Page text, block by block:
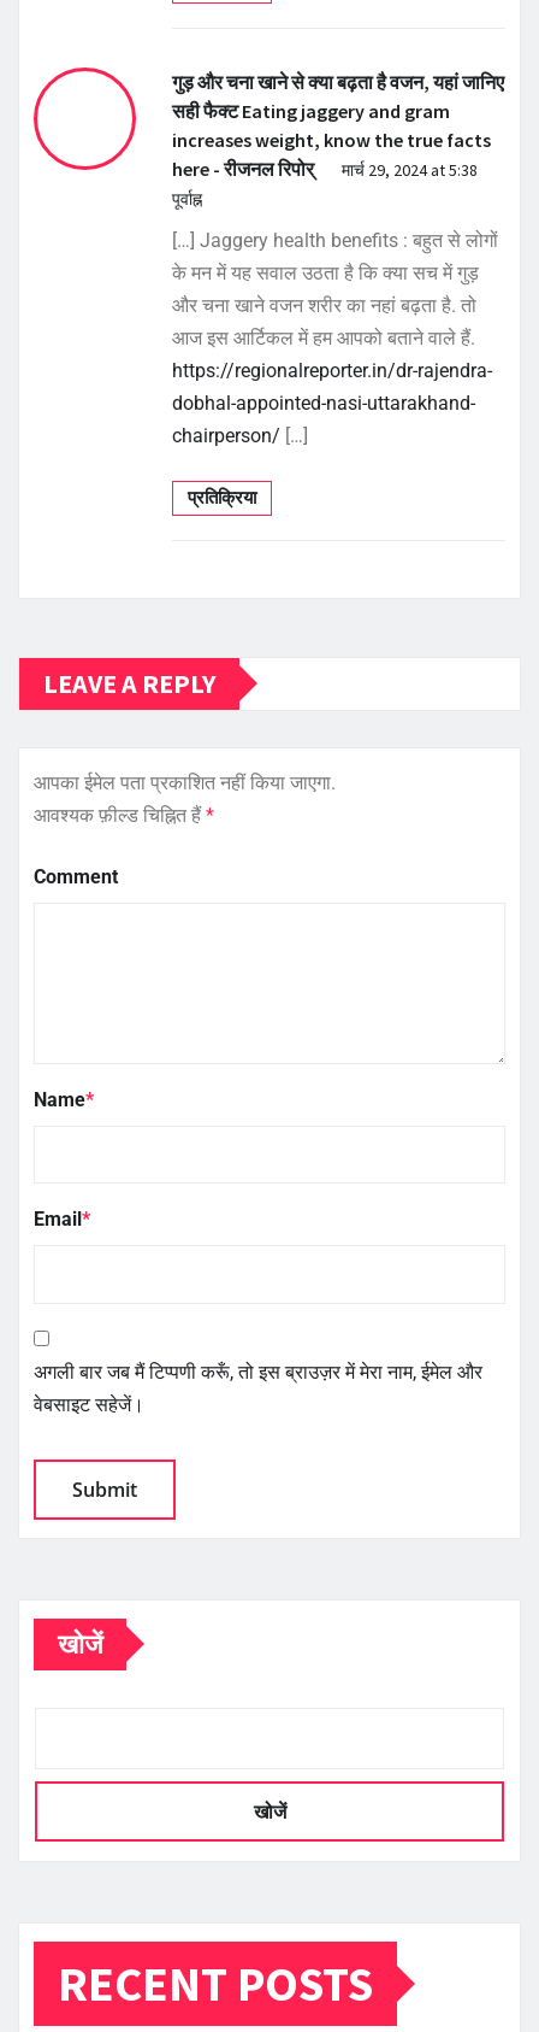
गुड़ और चना खाने से क्या बढ़ता है वजन, यहां जानिए
सही फैक्ट Eating jaggery and gram
increases weight, know the true facts
here - रीजनल रिपोर्
मार्च 29, 2024 at 5:38
पूर्वाह्न
[…] Jaggery health benefits : बहुत से लोगों
के मन में यह सवाल उठता है कि क्या सच में गुड़
और चना खाने वजन शरीर का नहां बढ़ता है. तो
आज इस आर्टिकल में हम आपको बताने वाले हैं.
https://regionalreporter.in/dr-rajendra-
dobhal-appointed-nasi-uttarakhand-
chairperson/ […]
प्रतिक्रिया
LEAVE A REPLY
आपका ईमेल पता प्रकाशित नहीं किया जाएगा.
आवश्यक फ़ील्ड चिह्नित हैं*
Comment
Name*
Email *
अगली बार जब मैं टिप्पणी करूँ, तो इस ब्राउज़र में मेरा नाम, ईमेल और
वेबसाइट सहेजें।
खोजें
खोजें
RECENT POSTS